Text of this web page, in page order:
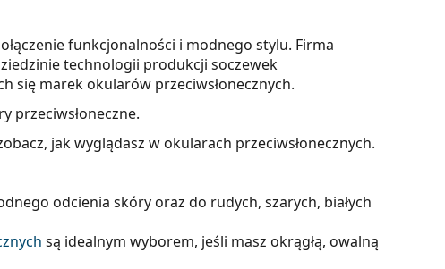
funkcjonalności i modnego stylu. Firma
technologii produkcji soczewek
się marek okularów przeciwsłonecznych.
przeciwsłoneczne.
jak wyglądasz w okularach przeciwsłonecznych.
odcienia skóry oraz do rudych, szarych, białych
są idealnym wyborem, jeśli masz okrągłą, owalną